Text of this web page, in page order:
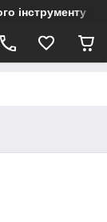
інструменту